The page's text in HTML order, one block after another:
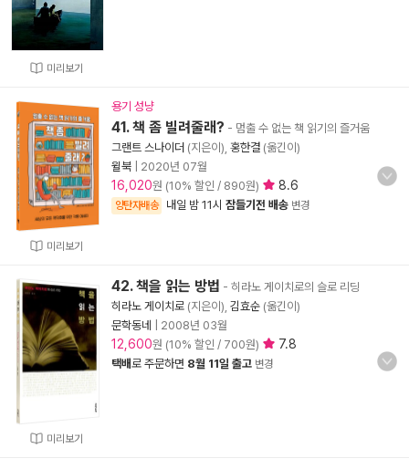
미리보기
미리보기
용기 성냥
41. 책 좀 빌려줄래? - 멈출 수 없는 책 읽기의 즐거움
그랜트 스나이더 (지은이), 홍한결 (옮긴이)
윌북
2020년 07월
16,020원 (10% 할인 / 890원) 8.6
양탄자배송 내일 밤 11시 잠들기전 배송 변경
미리보기
42. 책을 읽는 방법 - 히라노 게이치로의 슬로 리딩
히라노 게이치로 (지은이), 김효순 (옮긴이)
문학동네
2008년 03월
12,600원 (10% 할인 / 700원) 7.8
택배로 주문하면 8월 11일 출고 변경